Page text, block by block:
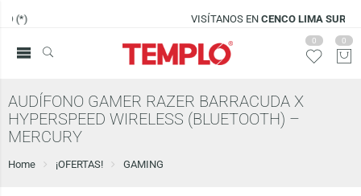
CENCO LIMA SUR
0 0
AUDÍFONO GAMER RAZER BARRACUDA X
HYPERSPEED WIRELESS (BLUETOOTH) –
MERCURY
Home ¡OFERTAS! GAMING